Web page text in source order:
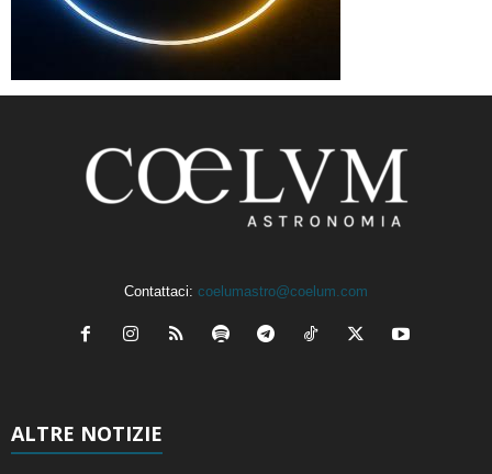
Contattaci: coelumastro@coelum.com
ALTRE NOTIZIE